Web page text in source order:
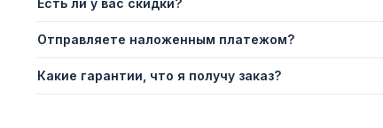
Есть ли у вас скидки?
Отправляете наложенным платежом?
Какие гарантии, что я получу заказ?